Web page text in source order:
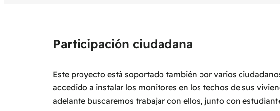
Participación ciudadana
Este proyecto está soportado también por varios
accedido a instalar los monitores en los techos de sus
adelante buscaremos trabajar con ellos, junto con